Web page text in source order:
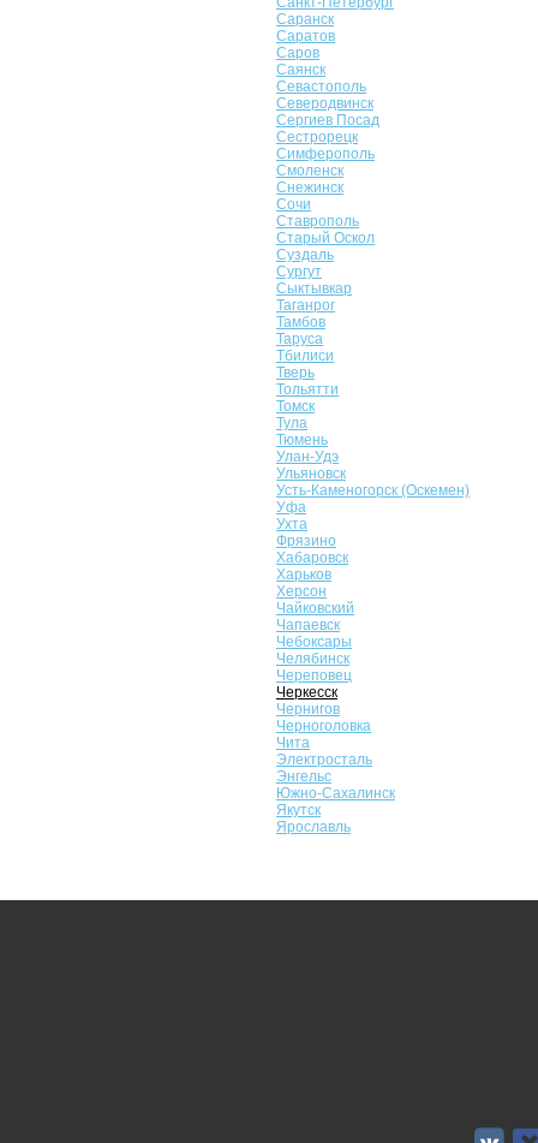
Саранск
Саратов
Саров
Саянск
Севастополь
Северодвинск
Сергиев Посад
Сестрорецк
Симферополь
Смоленск
Снежинск
Сочи
Ставрополь
Старый Оскол
Суздаль
Сургут
Сыктывкар
Таганрог
Тамбов
Таруса
Тбилиси
Тверь
Тольятти
Томск
Тула
Тюмень
Улан-Удэ
Ульяновск
Усть-Каменогорск (Оскемен)
Уфа
Ухта
Фрязино
Хабаровск
Харьков
Херсон
Чайковский
Чапаевск
Чебоксары
Челябинск
Череповец
Черкесск
Чернигов
Черноголовка
Чита
Электросталь
Энгельс
Южно-Сахалинск
Якутск
Ярославль